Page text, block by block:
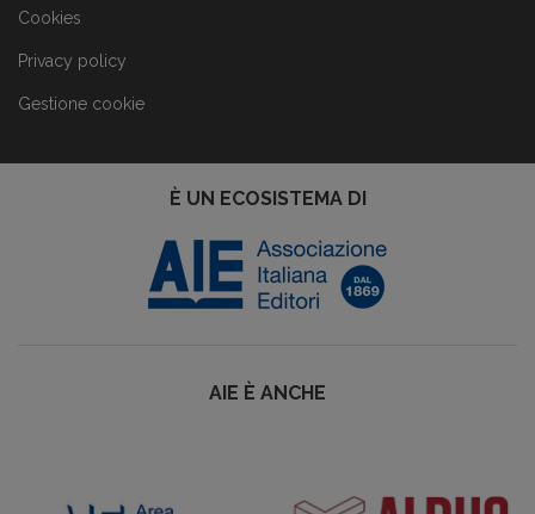
Cookies
Privacy policy
Gestione cookie
È UN ECOSISTEMA DI
AIE È ANCHE